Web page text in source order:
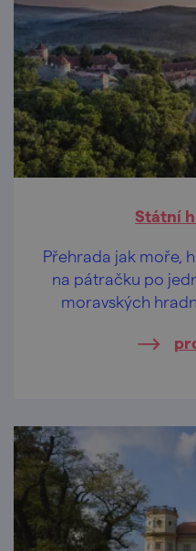
Státní
Přehrada jak moře,
na pátračku po
moravských